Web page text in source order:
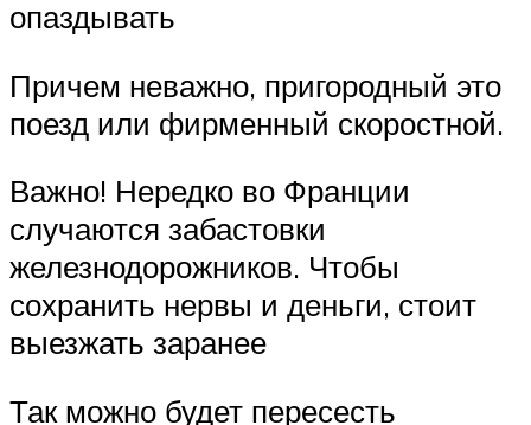
опаздывать
Причем неважно, пригородный это
поезд или фирменный скоростной.
Важно! Нередко во Франции
случаются забастовки
железнодорожников. Чтобы
сохранить нервы и деньги, стоит
выезжать заранее
Так можно будет пересесть